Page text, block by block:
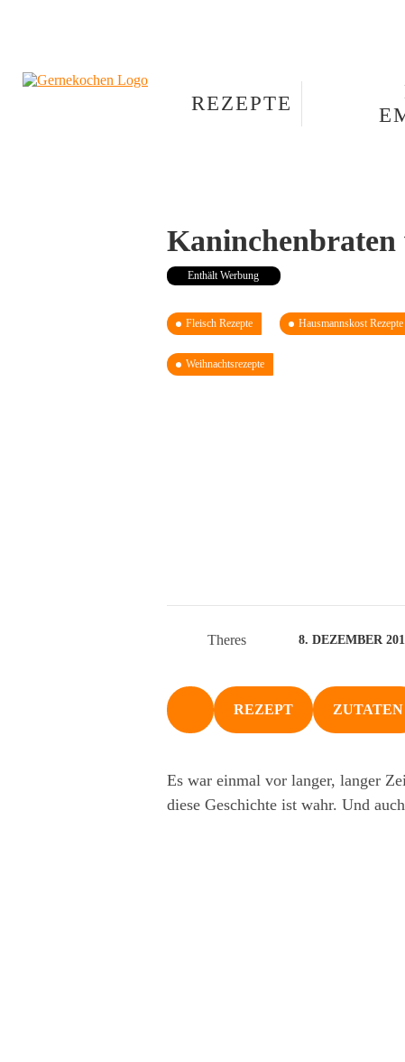
REZEPTE
Kaninchenbraten
Enthält Werbung
Fleisch Rezepte Hausmannskost Rezepte
Weihnachtsrezepte
Theres 8. DEZEMBER
NACH OBEN
REZEPT ZUTATEN
Es war einmal vor langer, langer
diese Geschichte ist wahr. Und